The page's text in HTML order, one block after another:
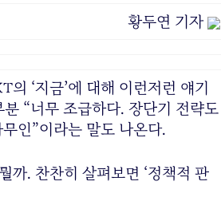
황두연 기자
‘지금’에 대해 이런저런 얘기
“너무 조급하다. 장단기 전략도
인”이라는 말도 나온다.
까. 찬찬히 살펴보면 ‘정책적 판